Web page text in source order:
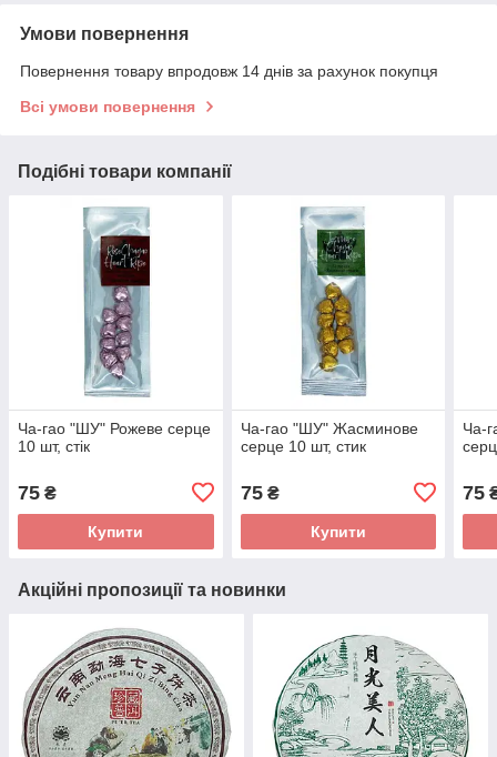
Умови повернення
Повернення товару впродовж 14 днів за рахунок покупця
Всі умови повернення
Подібні товари компанії
Ча-гао "ШУ" Рожеве серце
10 шт, стік
75 ₴
Купити
Ча-гао "ШУ" Жасминове
серце 10 шт, стик
75₴
Купити
Ча-
75
Акційні пропозиції та новинки